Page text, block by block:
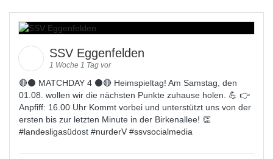
SSV Eggenfelden
1 Woche 1 Tag vor
🔴⚫ MATCHDAY 4 ⚫🔴 Heimspieltag! Am Samstag, den
01.08. wollen wir die nächsten Punkte zuhause holen. 💪 👉
Anpfiff: 16.00 Uhr Kommt vorbei und unterstützt uns von der
ersten bis zur letzten Minute in der Birkenallee! 👏
#landesligasüdost #nurderV #ssvsocialmedia